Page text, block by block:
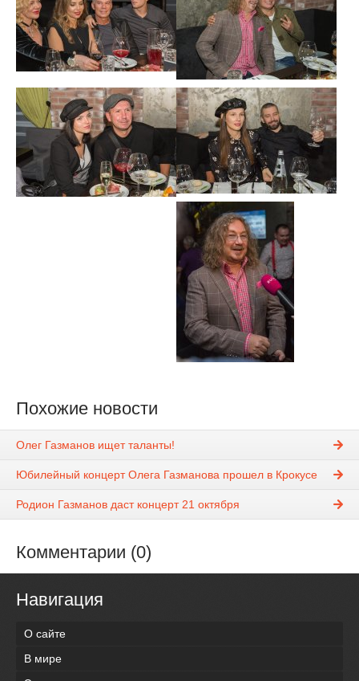
Похожие новости
Олег Газманов ищет таланты!
Юбилейный концерт Олега Газманова прошел в Крокусе
Родион Газманов даст концерт 21 октября
Комментарии (0)
Навигация
О сайте
В мире